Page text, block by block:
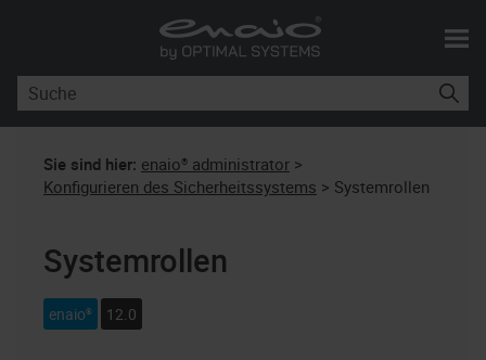
Skip To Main Content
Sie sind hier: enaio® administrator >
Konfigurieren des Sicherheitssystems > Systemrollen
Systemrollen
enaio® 12.0